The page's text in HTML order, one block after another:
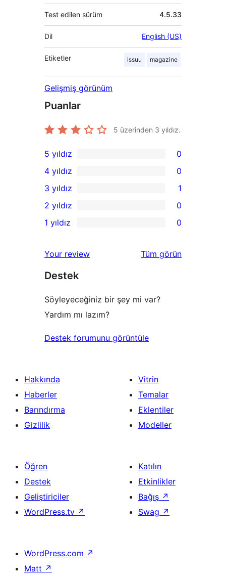
Test edilen sürüm 4.5.33
Dil English (US)
Etiketler issuu magazine
Gelişmiş görünüm
Puanlar
5 üzerinden 3 yıldız.
0
5
yıldızlı
inceleme
5 yıldız 0
4
yıldızlı
inceleme
4 yıldız 0
1
3
yıldızlı
3 yıldız 1
2
inceleme
2 yıldız 0
yıldızlı
inceleme
1 yıldız 0
Your review Tüm değerlendirmeleri
görün
Destek
Söyleyeceğiniz bir şey mi var?
Yardım mı lazım?
Destek forumunu görüntüle
Hakkında
Haberler
Barındırma
Gizlilik
Vitrin
Temalar
Eklentiler
Modeller
Öğren
Destek
Geliştiriciler
WordPress.tv ↗
Katılın
Etkinlikler
Bağış ↗
Swag ↗
WordPress.com ↗
Matt ↗